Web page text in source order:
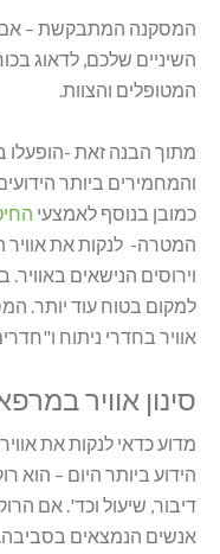
המסקנה המתבקשת – אם
השיניים שלכם, לדאוג
המטופלים והצוות.
מתוך הבנה זאת -
והמחמירים ביותר
כמובן בנוסף לאמצעי
המטרה- לנקות את אוויר
וירוסים הנישאים
למקום בטוח עוד יותר.
אוויר בחדרי ניתוח
סינון אוויר
מדוע כדאי לנקות את
הידוע ביותר היום – הוא
דיבור, שיעול וכד'. אם
אנשים הנמצאים